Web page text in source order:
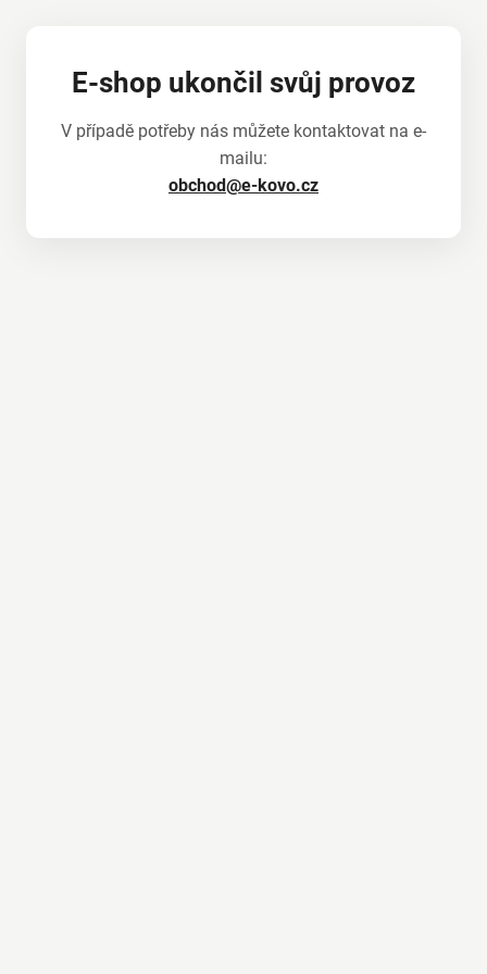
E-shop ukončil svůj provoz
V případě potřeby nás můžete kontaktovat na e-
mailu:
obchod@e-kovo.cz